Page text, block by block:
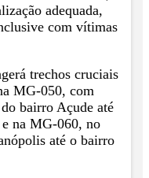
adequada,
com vítimas
trechos cruciais
MG-050, com
bairro Açude até
na MG-060, no
até o bairro